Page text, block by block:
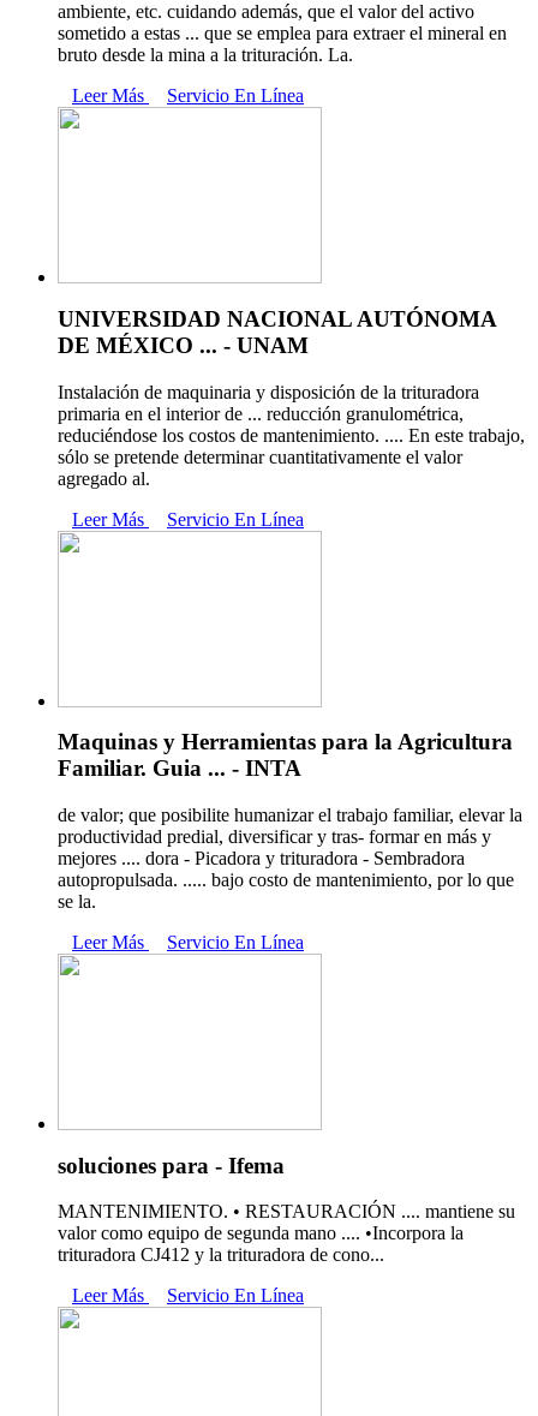
ambiente, etc. cuidando además, que el valor del activo
sometido a estas ... que se emplea para extraer el mineral en
bruto desde la mina a la trituración. La.
Leer Más
Servicio En Línea
UNIVERSIDAD NACIONAL AUTÓNOMA
DE MÉXICO ... - UNAM
Instalación de maquinaria y disposición de la trituradora
primaria en el interior de ... reducción granulométrica,
reduciéndose los costos de mantenimiento. .... En este trabajo,
sólo se pretende determinar cuantitativamente el valor
agregado al.
Leer Más
Servicio En Línea
Maquinas y Herramientas para la Agricultura
Familiar. Guia ... - INTA
de valor; que posibilite humanizar el trabajo familiar, elevar la
productividad predial, diversificar y tras- formar en más y
mejores .... dora - Picadora y trituradora - Sembradora
autopropulsada. ..... bajo costo de mantenimiento, por lo que
se la.
Leer Más
Servicio En Línea
soluciones para - Ifema
MANTENIMIENTO. • RESTAURACIÓN .... mantiene su
valor como equipo de segunda mano .... •Incorpora la
trituradora CJ412 y la trituradora de cono...
Leer Más
Servicio En Línea